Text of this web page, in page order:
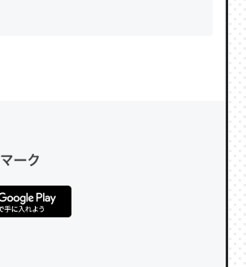
とかSpotifyを支払う孝行もで
とかの人が多いそうだけど、それ
入でコミュニケーションが劇的に変化し